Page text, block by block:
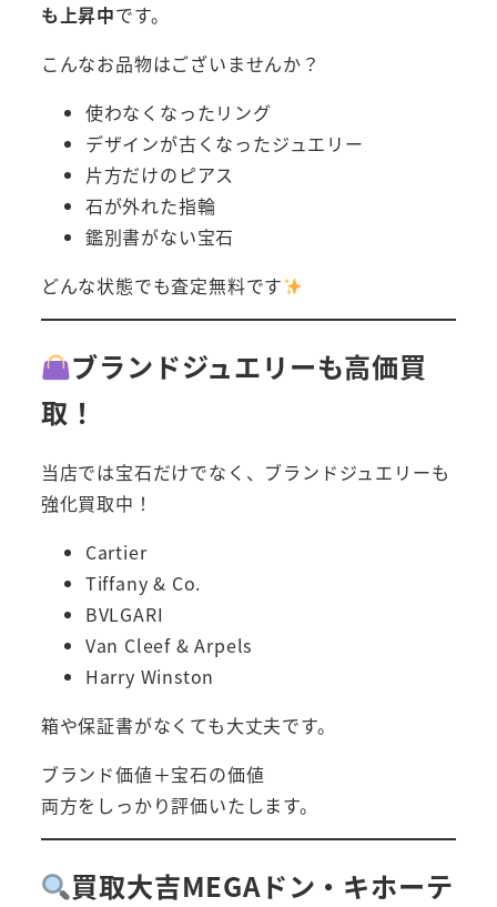
も上昇中です。
こんなお品物はございませんか？
使わなくなったリング
デザインが古くなったジュエリー
片方だけのピアス
石が外れた指輪
鑑別書がない宝石
どんな状態でも査定無料です
ブランドジュエリーも高価買
取！
当店では宝石だけでなく、ブランドジュエリーも
強化買取中！
Cartier
Tiffany & Co.
BVLGARI
Van Cleef & Arpels
Harry Winston
箱や保証書がなくても大丈夫です。
ブランド価値＋宝石の価値
両方をしっかり評価いたします。
買取大吉MEGAドン・キホーテ